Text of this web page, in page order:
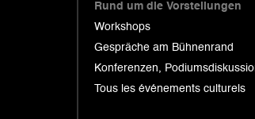
Rund um die Vorstellungen
Workshops
Gespräche am Bühnenrand
Konferenzen,
Tous les événements culturels